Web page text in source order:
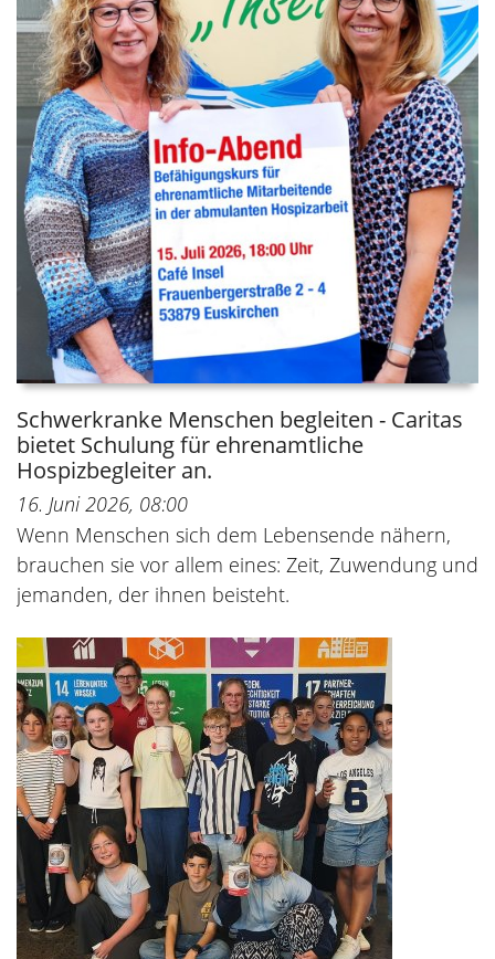
Schwerkranke Menschen begleiten - Caritas
bietet Schulung für ehrenamtliche
Hospizbegleiter an.
16. Juni 2026, 08:00
Wenn Menschen sich dem Lebensende nähern,
brauchen sie vor allem eines: Zeit, Zuwendung und
jemanden, der ihnen beisteht.